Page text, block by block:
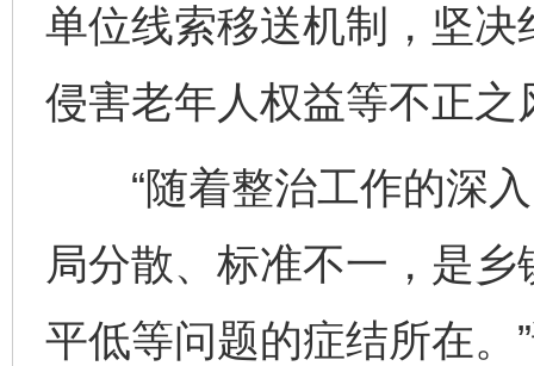
单位线索移送机制，坚
侵害老年人权益等不正之
“随着整治工作的深入
局分散、标准不一，是
平低等问题的症结所在。